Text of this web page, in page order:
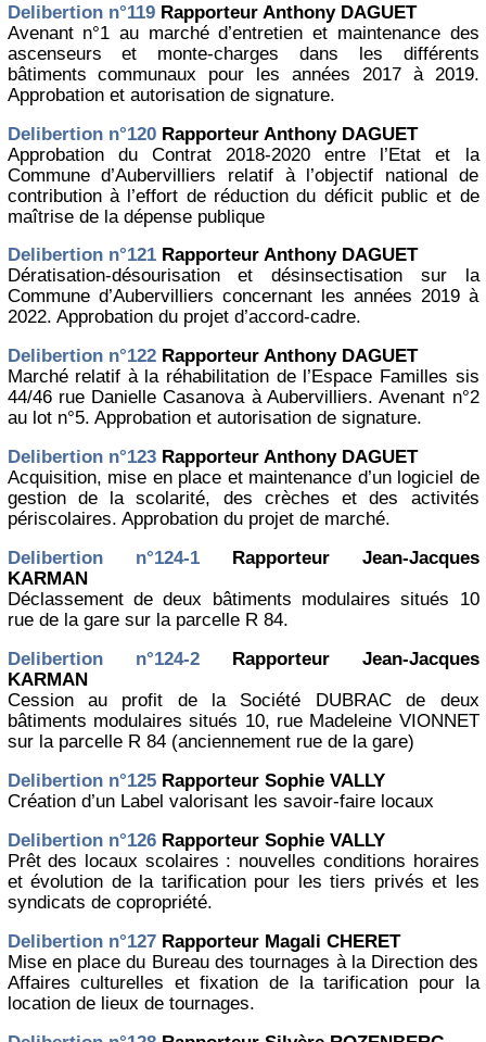
Delibertion n°119Rapporteur Anthony DAGUET
Avenant n°1 au marché d’entretien et maintenance des
ascenseurs et monte-charges dans les différents
bâtiments communaux pour les années 2017 à 2019.
Approbation et autorisation de signature.
Delibertion n°120Rapporteur Anthony DAGUET
Approbation du Contrat 2018-2020 entre l’Etat et la
Commune d’Aubervilliers relatif à l’objectif national de
contribution à l’effort de réduction du déficit public et de
maîtrise de la dépense publique
Delibertion n°121Rapporteur Anthony DAGUET
Dératisation-désourisation et désinsectisation sur la
Commune d’Aubervilliers concernant les années 2019 à
2022. Approbation du projet d’accord-cadre.
Delibertion n°122Rapporteur Anthony DAGUET
Marché relatif à la réhabilitation de l’Espace Familles sis
44/46 rue Danielle Casanova à Aubervilliers. Avenant n°2
au lot n°5. Approbation et autorisation de signature.
Delibertion n°123Rapporteur Anthony DAGUET
Acquisition, mise en place et maintenance d’un logiciel de
gestion de la scolarité, des crèches et des activités
périscolaires. Approbation du projet de marché.
Delibertion n°124-1Rapporteur Jean-Jacques
KARMAN
Déclassement de deux bâtiments modulaires situés 10
rue de la gare sur la parcelle R 84.
Delibertion n°124-2Rapporteur Jean-Jacques
KARMAN
Cession au profit de la Société DUBRAC de deux
bâtiments modulaires situés 10, rue Madeleine VIONNET
sur la parcelle R 84 (anciennement rue de la gare)
Delibertion n°125Rapporteur Sophie VALLY
Création d’un Label valorisant les savoir-faire locaux
Delibertion n°126Rapporteur Sophie VALLY
Prêt des locaux scolaires : nouvelles conditions horaires
et évolution de la tarification pour les tiers privés et les
syndicats de copropriété.
Delibertion n°127Rapporteur Magali CHERET
Mise en place du Bureau des tournages à la Direction des
Affaires culturelles et fixation de la tarification pour la
location de lieux de tournages.